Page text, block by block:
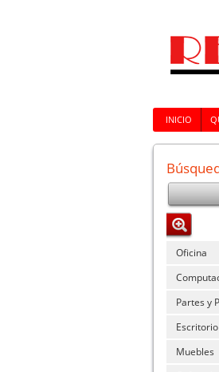
INICIO
Oficina
Partes y
Escritorio
Muebles